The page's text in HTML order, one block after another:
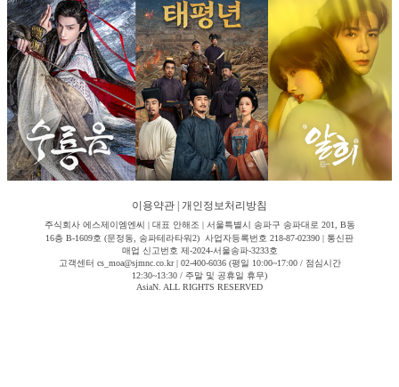
이용약관 개인정보처리방침
주식회사 에스제이엠엔씨 | 대표 안해조 | 서울특별시 송파구 송파대로 201, B동
16층 B-1609호 (문정동, 송파테라타워2) 사업자등록번호 218-87-02390 | 통신판
매업 신고번호 제-2024-서울송파-3233호
고객센터 cs_moa@sjmnc.co.kr | 02-400-6036 (평일 10:00~17:00 / 점심시간
12:30~13:30 / 주말 및 공휴일 휴무)
AsiaN. ALL RIGHTS RESERVED